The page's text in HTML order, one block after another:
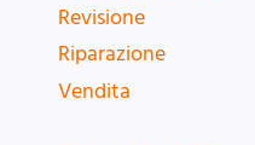
Revisione
Riparazione
Vendita